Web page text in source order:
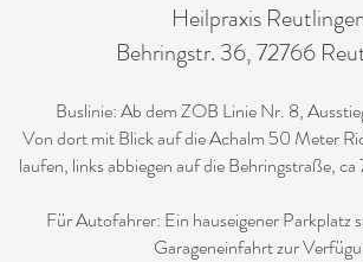
Heilpraxis
Behringstr. 36, 72766
Buslinie: Ab dem ZOB Linie Nr. 8,
Von dort mit Blick auf die Achalm 50 Meter
laufen, links abbiegen auf die Behringstraße,
Für Autofahrer: Ein hauseigener Parkplatz
Garageneinfahrt zur